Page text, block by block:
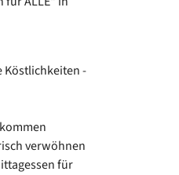
Köstlichkeiten -
verwöhnen
für